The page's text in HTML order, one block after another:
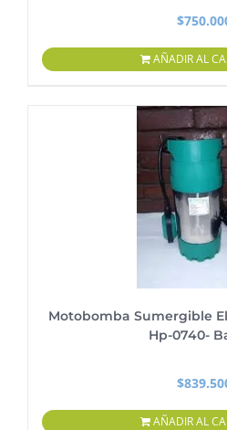
$
AÑADIR AL
Motobomba Sumergible
Hp-0740-
$
AÑADIR AL